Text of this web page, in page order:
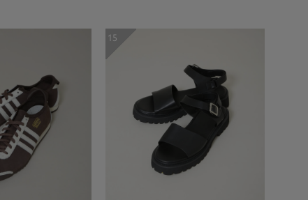
価
15